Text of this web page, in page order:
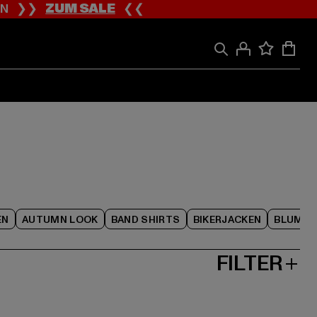
❯❯ZUM SALE❮❮
AUTUMN LOOK BAND SHIRTS BIKERJACKEN
FILTER